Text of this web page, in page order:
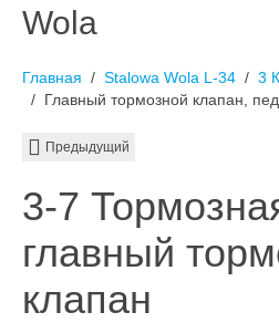
Wola
Главная Stalowa Wola L-34
3
Главный тормозной клапан,
Предыдущий
3-7
главный
клапан